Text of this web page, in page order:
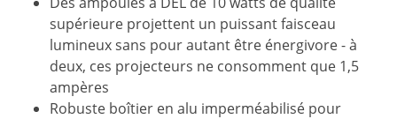
supérieure projettent un puissant faisceau
lumineux sans pour autant être énergivore - à
deux, ces projecteurs ne consomment que 1,5
ampères
Robuste boîtier en alu imperméabilisé pour